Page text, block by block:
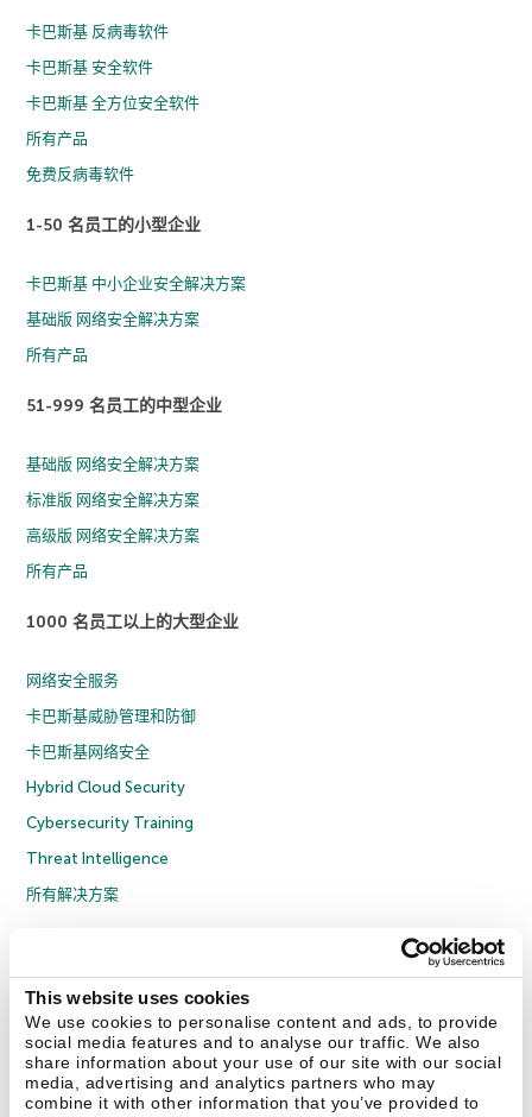
This website uses cookies
We use cookies to personalise content and ads, to provide
social media features and to analyse our traffic. We also
share information about your use of our site with our social
media, advertising and analytics partners who may
combine it with other information that you’ve provided to
卡巴斯基 反病毒软件
卡巴斯基 安全软件
卡巴斯基 全方位安全软件
所有产品
免费反病毒软件
1-50 名员工的小型企业
卡巴斯基 中小企业安全解决方案
基础版 网络安全解决方案
所有产品
51-999 名员工的中型企业
基础版 网络安全解决方案
标准版 网络安全解决方案
高级版 网络安全解决方案
所有产品
1000 名员工以上的大型企业
网络安全服务
卡巴斯基威胁管理和防御
卡巴斯基网络安全
Hybrid Cloud Security
Cybersecurity Training
Threat Intelligence
所有解决方案
隐私策略
京ICP备12053225号
京公网安备 11010102001169号
联系我们 关于我们 合作伙伴 Blog 资源中心 新闻稿